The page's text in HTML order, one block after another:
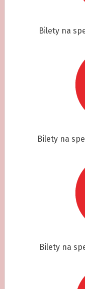
Bilety na
Bilety na
Bilety na